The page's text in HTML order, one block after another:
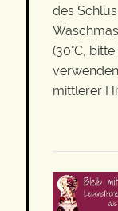
des
(30°C,
mittlerer